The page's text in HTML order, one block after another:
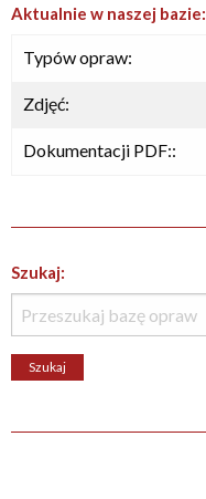
Aktualnie w naszej bazie:
Typów opraw:
Zdjęć:
Dokumentacji PDF::
Szukaj: